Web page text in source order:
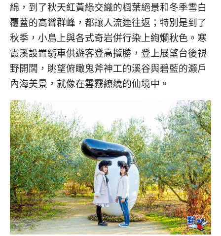
綿，到了秋天紅黃綠交織的楓葉絕景和冬季雪白
覆蓋的高聳群峰，都讓人流連往返；特別是到了
秋季，小島上與各式奇岩併行染上絢爛秋色。寒
霞溪設置纜車供遊客登高攬勝，登上展望台後視
野開闊，眺望俯瞰鬼斧神工的溪谷與碧藍的瀨戶
內海美景，就像在雲霧繚繞的仙境中。